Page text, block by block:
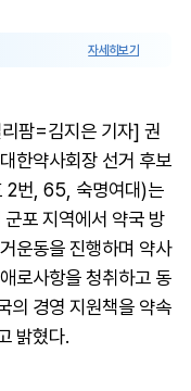
자세히보기
팜=김지은 기자] 권
한약사회장 선거 후보
2번, 65, 숙명여대)는
포 지역에서 약국 방
운동을 진행하며 약사
로사항을 청취하고 동
의 경영 지원책을 약속
밝혔다.